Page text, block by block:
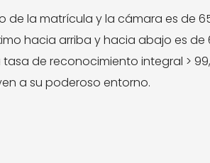
de la matrícula y la cámara es de
hacia arriba y hacia abajo es
tasa de reconocimiento integral >
a su poderoso entorno.